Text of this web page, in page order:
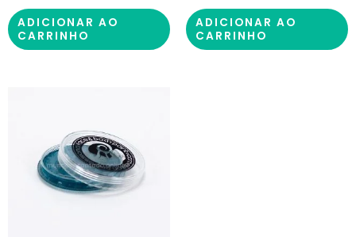
ADICIONAR AO
CARRINHO
ADICIONAR AO
CARRINHO
€6.95.
é:
€5.15.